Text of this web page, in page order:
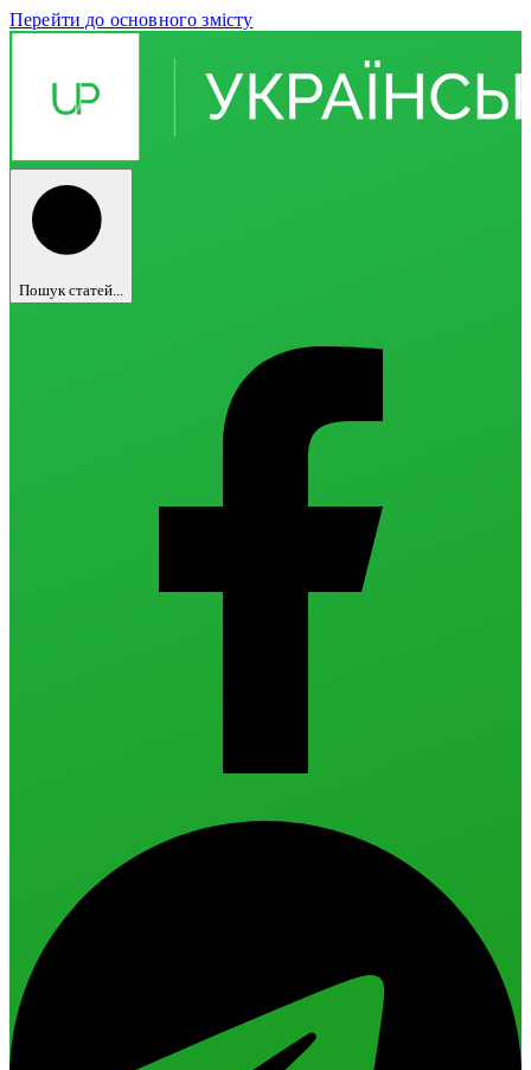
Перейти до основного змісту
Пошук статей...